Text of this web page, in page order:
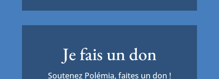
Je fais un don
Soutenez Polémia, faites un don !